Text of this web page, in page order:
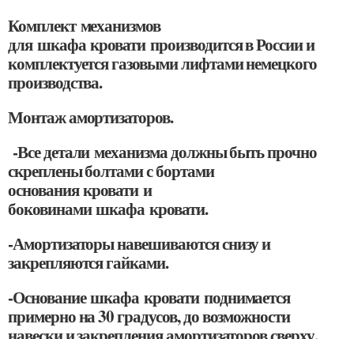
Комплект механизмов
для шкафа кровати производится в России и
комплектуется газовыми лифтами немецкого
производства.
Монтаж амортизаторов.
-Все детали механизма должны быть прочно
скреплены болтами с бортами
основания кровати и
боковинами шкафа кровати.
-Амортизаторы навешиваются снизу и
закрепляются гайками.
-Основание шкафа кровати поднимается
примерно на 30 градусов, до возможности